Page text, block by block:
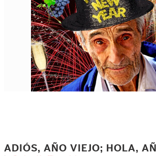
ADIÓS, AÑO VIEJO; HOLA,